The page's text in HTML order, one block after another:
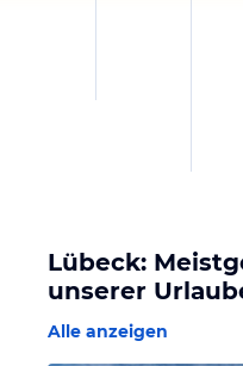
Lübeck:
unserer
Alle anzeigen